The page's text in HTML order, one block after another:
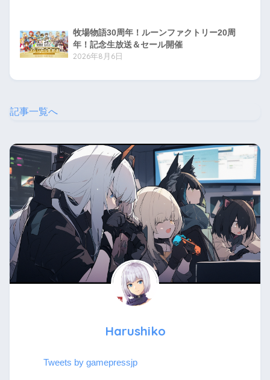
牧場物語30周年！ルーンファクトリー20周
年！記念生放送＆セール開催
2026年8月6日
記事一覧へ
Harushiko
Tweets by gamepressjp